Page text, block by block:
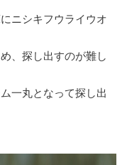
ニシキフウライウオ
、探し出すのが難し
一丸となって探し出